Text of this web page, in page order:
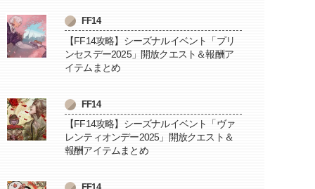
FF14
【FF14攻略】シーズナルイベント「プリ
ンセスデー2025」開放クエスト＆報酬ア
イテムまとめ
FF14
【FF14攻略】シーズナルイベント「ヴァ
レンティオンデー2025」開放クエスト＆
報酬アイテムまとめ